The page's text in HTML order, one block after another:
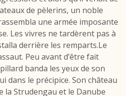
de pèlerins, un noble
une armée imposante
Les vivres ne tardèrent pas à
derrière les remparts.Le
Peu avant d’être fait
banda les yeux de son
dans le précipice. Son château
la Strudengau et le Danube